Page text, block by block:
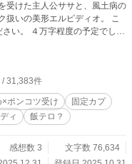
受けた主人公ササと、風土病の
扱いの美形エルピディオ。 こ
定でした
/ 31,383件
ポンコツ受け
固定カプ
ィ 飯テロ？
感想数 3
文字数 76,634